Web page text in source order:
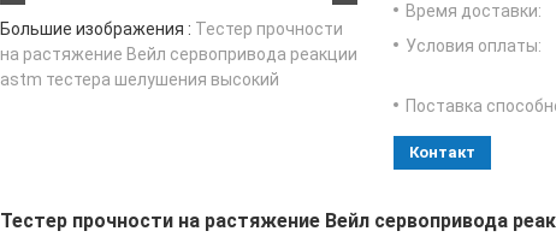
Большие изображения : Тестер прочности
на растяжение Вейл сервопривода реакции
astm тестера шелушения высокий
Время доставки:
Условия оплаты:
Поставка
Контакт
Тестер прочности на растяжение Вейл сервопривода